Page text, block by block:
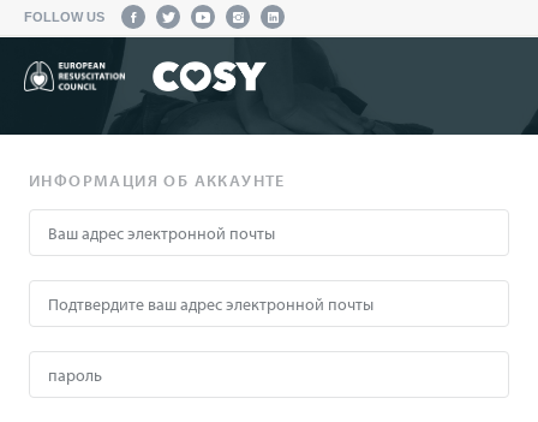
FOLLOW US
ИНФОРМАЦИЯ ОБ АККАУНТЕ